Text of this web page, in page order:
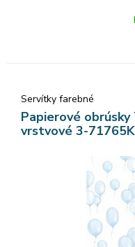
Servítky farebné
Papierové
vrstvové 3-